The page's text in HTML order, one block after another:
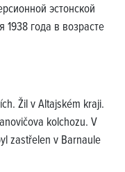
эстонской
1938 года в возрасте
Žil v Altajském kraji.
kolchozu. V
zastřelen v Barnaule